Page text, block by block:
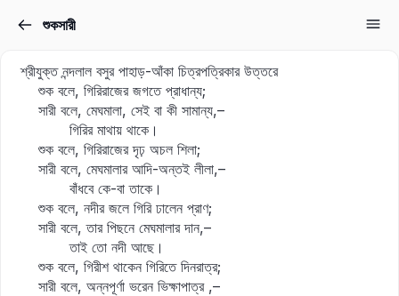
শুকসারী
শ্রীযুক্ত নন্দলাল বসুর পাহাড়-আঁকা চিত্রপত্রিকার উত্তরে
শুক বলে, গিরিরাজের জগতে প্রাধান্য;
সারী বলে, মেঘমালা, সেই বা কী সামান্য,–
গিরির মাথায় থাকে।
শুক বলে, গিরিরাজের দৃঢ় অচল শিলা;
সারী বলে, মেঘমালার আদি-অন্তই লীলা,–
বাঁধবে কে-বা তাকে।
শুক বলে, নদীর জলে গিরি ঢালেন প্রাণ;
সারী বলে, তার পিছনে মেঘমালার দান,–
তাই তো নদী আছে।
শুক বলে, গিরীশ থাকেন গিরিতে দিনরাত্র;
সারী বলে, অন্নপূর্ণা ভরেন ভিক্ষাপাত্র ,–
Sign in
Don’t have an account?